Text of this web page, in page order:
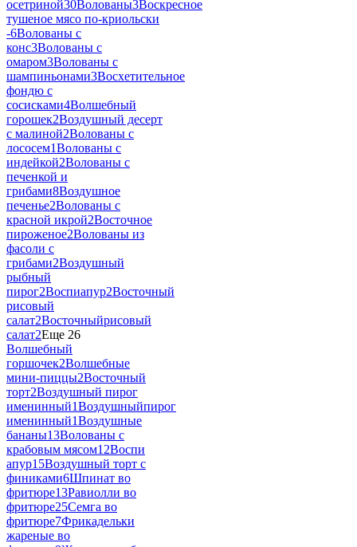
осетриной30Волованы3Воскресное
тушеное мясо по-криольски
-6Волованы с
конс3Волованы с
омаром3Волованы с
шампиньонами3Восхетительное
фондю с
сосисками4Волшебный
горошек2Воздушный десерт
с малиной2Волованы с
лососем1Волованы с
индейкой2Волованы с
печенкой и
грибами8Воздушное
печенье2Волованы с
красной икрой2Восточное
пироженое2Волованы из
фасоли с
грибами2Воздушный
рыбный
пирог2Воспиапур2Восточный
рисовый
салат2Восточныйрисовый
салат2Еще 26
Волшебный
горшочек2Волшебные
мини-пиццы2Восточный
торт2Воздушный пирог
именинный1Воздушныйпирог
именинный1Воздушные
бананы13Волованы с
крабовым мясом12Воспи
апур15Воздушный торт с
финиками6Шпинат во
фритюре13Равиолли во
фритюре25Семга во
фритюре7Фрикадельки
жареные во